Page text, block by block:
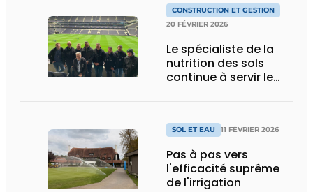
CONSTRUCTION ET GESTION
20 FÉVRIER 2026
Le spécialiste de la
nutrition des sols
continue à servir le
SOL ET EAU 11 FÉVRIER 2026
Pas à pas vers
l'efficacité suprême
de l'irrigation